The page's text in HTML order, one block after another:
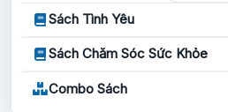
Sách Tình Yêu
Sách Chăm Sóc Sức Khỏe
Combo Sách